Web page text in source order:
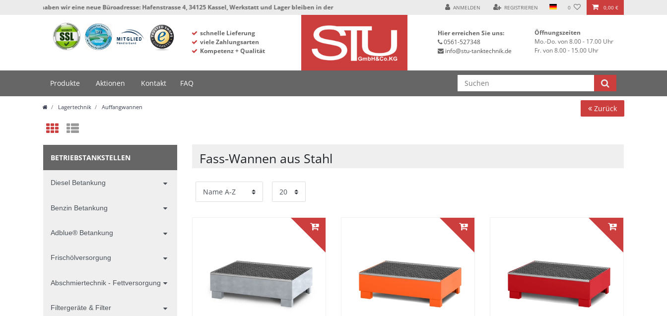
haben wir eine neue Büroadresse: Hafenstrasse 4, 34125 Kassel, Werkstatt und Lager bleiben in der Hafenstrasse 76, 34125 Kassel *** ANMELDEN REGISTRIEREN 0 0,00 €
schnelle Lieferung
viele Zahlungsarten
Kompetenz + Qualität
Hier erreichen Sie uns:
0561-527348
info@stu-tanktechnik.de
Öffnungszeiten
Mo.-Do. von 8.00 - 17.00 Uhr
Fr. von 8.00 - 15.00 Uhr
Produkte Aktionen Kontakt FAQ
Lagertechnik Auffangwannen Zurück
BETRIEBSTANKSTELLEN
Diesel Betankung
Benzin Betankung
Adblue® Betankung
Frischölversorgung
Abschmiertechnik - Fettversorgung
Filtergeräte & Filter
Fass-Wannen aus Stahl